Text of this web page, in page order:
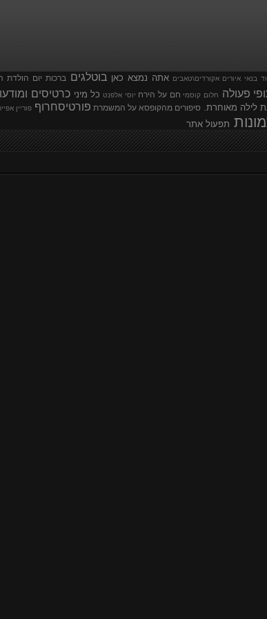
בנאי איורים אקורדים\טאבים אתה נמצא כאן בוטלגים ברכות יום הולדת
פעולה חלום קוסמי חם על הירח יוסי אלפנט כל מיני כרטיסים
לילה מאוחרת. סיפורים מהקופסא על המשמרת פורטיסחרוף פוריין
תפעול אתר